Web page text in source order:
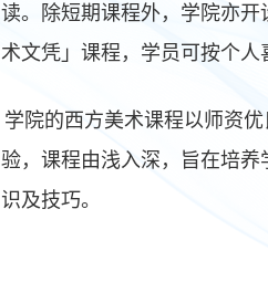
读。除短期课程外，学院亦
术文凭」课程，学员可按个人
学院的西方美术课程以师资
验，课程由浅入深，旨在培
识及技巧。